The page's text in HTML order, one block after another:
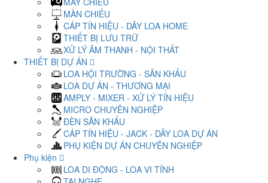
MÀN CHIẾU
CÁP TÍN HIỆU - DÂY LOA HOME
THIẾT BỊ LƯU TRỮ
XỬ LÝ ÂM THANH - NỘI THẤT
THIẾT BỊ DỰ ÁN
LOA HỘI TRƯỜNG - SÂN KHẤU
LOA DỰ ÁN - THƯƠNG MẠI
AMPLY - MIXER - XỬ LÝ TÍN HIỆU
MICRO CHUYÊN NGHIỆP
ĐÈN SÂN KHẤU
CÁP TÍN HIỆU - JACK - DÂY LOA DỰ ÁN
PHỤ KIỆN DỰ ÁN CHUYÊN NGHIỆP
Phụ kiện
LOA DI ĐỘNG - LOA VI TÍNH